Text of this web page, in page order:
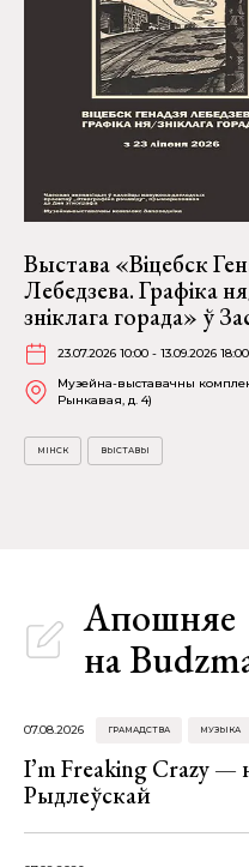
Выстава «Віцебск
Лебедзева. Графіка
зніклага горада» ў
23.07.2026 10:00 - 13.09.2026 18:00
Музейна-выставачны
Рынкавая, д. 4)
МІНСК ВЫСТАВЫ
Апошняе
на
07.08.2026 ГРАМАДСТВА МУЗЫКА
I’m Freaking Crazy —
Рыдлеўскай